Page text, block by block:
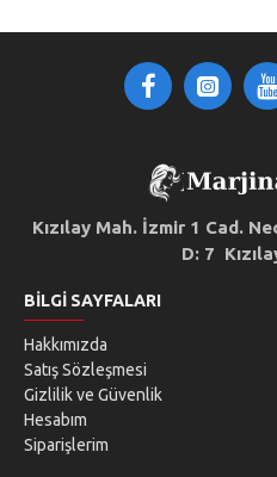
Kızılay Mah. İzmir 1 Cad.
D: 7
BILGI SAYFALARI
Hakkımızda
Satış Sözleşmesi
Gizlilik ve Güvenlik
Hesabım
Siparişlerim